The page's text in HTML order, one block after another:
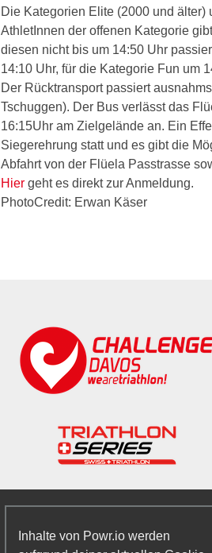
Die Kategorien Elite (2000 und
AthletInnen der offenen Kategorie
diesen nicht bis um 14:50 Uhr
14:10 Uhr, für die Kategorie Fun um
Der Rücktransport passiert
Tschuggen). Der Bus verlässt das
16:15Uhr am Zielgelände an. Ein
Siegerehrung statt und es gibt die
Abfahrt von der Flüela Passtrasse
Hier geht es direkt zur Anmeldung.
PhotoCredit: Erwan Käser
Inhalte von Powr.io werden